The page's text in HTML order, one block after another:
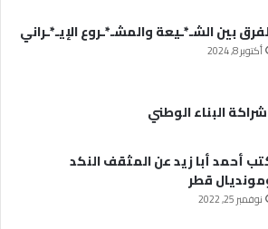
بين الشـ*ـيعة والمشـ*ـروع الإيـ*ـراني
أكتوبر 8, 2024
البناء الوطني
أحمد أبا زيد عن المثقف النكد
قطر
نوفمبر 25, 2022